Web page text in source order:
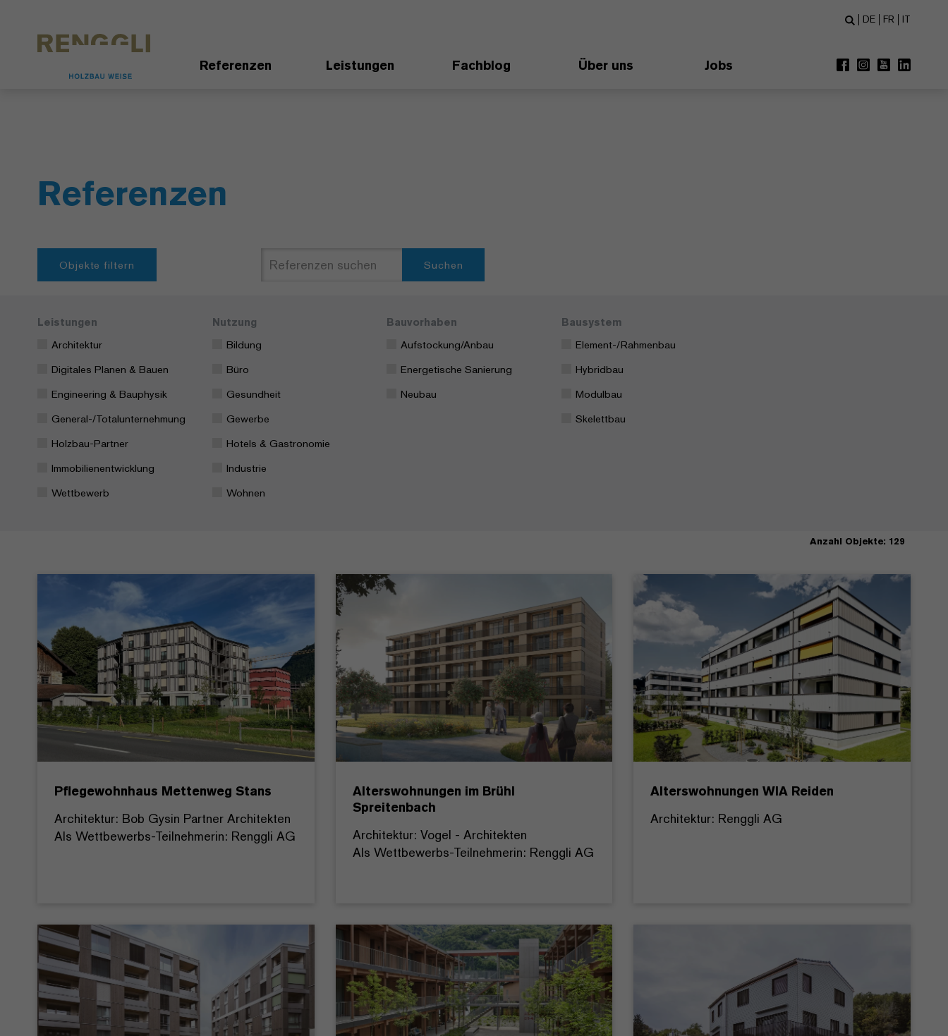
Referenzen Leistungen Fachblog Über uns Jobs
DE FR IT
Referenzen
Objekte filtern Suchen
Leistungen
Architektur
Digitales Planen & Bauen
Engineering & Bauphysik
General-/Totalunternehmung
Holzbau-Partner
Immobilienentwicklung
Wettbewerb
Nutzung
Bildung
Büro
Gesundheit
Gewerbe
Hotels & Gastronomie
Industrie
Wohnen
Bauvorhaben
Aufstockung/Anbau
Energetische Sanierung
Neubau
Bausystem
Element-/Rahmenbau
Hybridbau
Modulbau
Skelettbau
Anzahl Objekte: 129
Pflegewohnhaus Mettenweg Stans
Architektur: Bob Gysin Partner Architekten
Als Wettbewerbs-Teilnehmerin: Renggli AG
Alterswohnungen im Brühl
Spreitenbach
Architektur: Vogel - Architekten
Als Wettbewerbs-Teilnehmerin: Renggli AG
Alterswohnungen WIA Reiden
Architektur: Renggli AG